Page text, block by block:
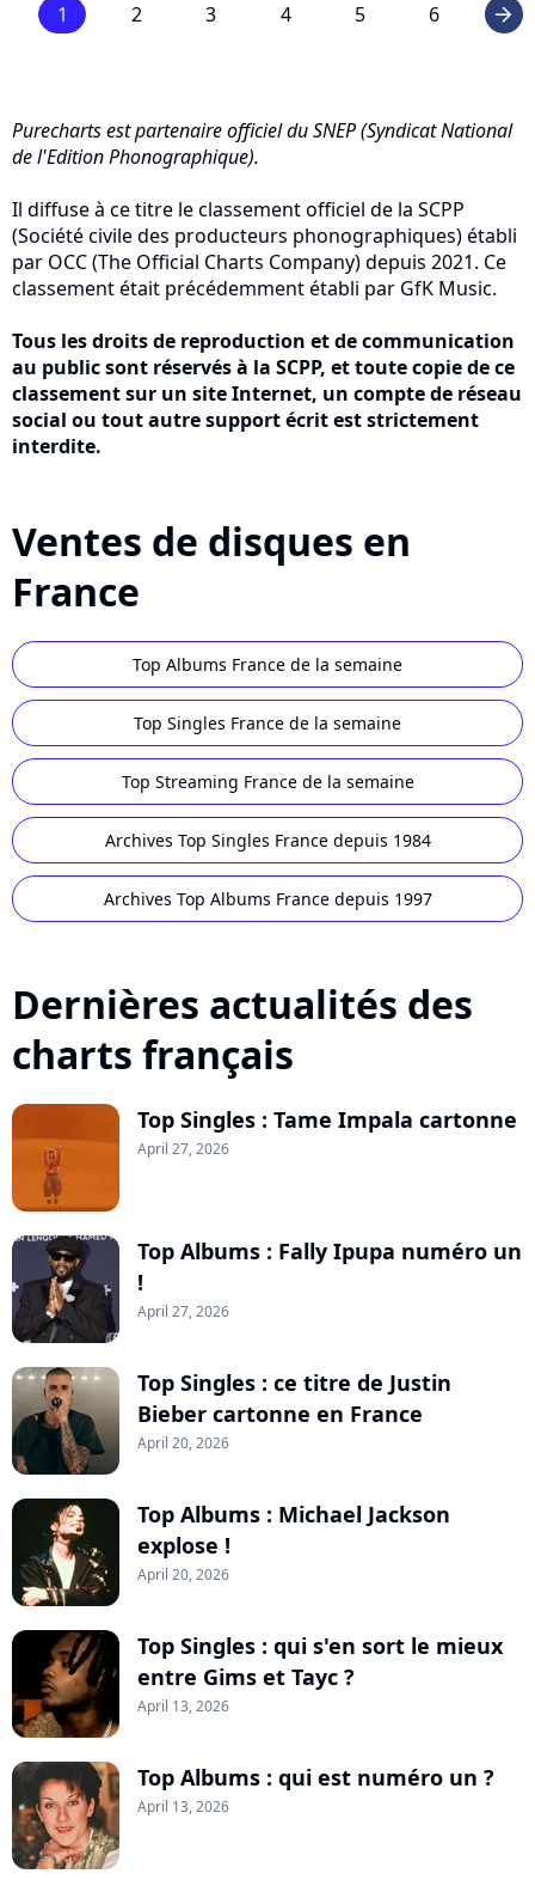
1 2 3 4 5 6 arrow_right
Purecharts est partenaire officiel du SNEP (Syndicat National
de l'Edition Phonographique).
Il diffuse à ce titre le classement officiel de la SCPP
(Société civile des producteurs phonographiques) établi
par OCC (The Official Charts Company) depuis 2021. Ce
classement était précédemment établi par GfK Music.
Tous les droits de reproduction et de communication
au public sont réservés à la SCPP, et toute copie de ce
classement sur un site Internet, un compte de réseau
social ou tout autre support écrit est strictement
interdite.
Ventes de disques en
France
Top Albums France de la semaine
Top Singles France de la semaine
Top Streaming France de la semaine
Archives Top Singles France depuis 1984
Archives Top Albums France depuis 1997
Dernières actualités des
charts français
Top Singles : Tame Impala cartonne
April 27, 2026
Top Albums : Fally Ipupa numéro un
!
April 27, 2026
Top Singles : ce titre de Justin
Bieber cartonne en France
April 20, 2026
Top Albums : Michael Jackson
explose !
April 20, 2026
Top Singles : qui s'en sort le mieux
entre Gims et Tayc ?
April 13, 2026
Top Albums : qui est numéro un ?
April 13, 2026